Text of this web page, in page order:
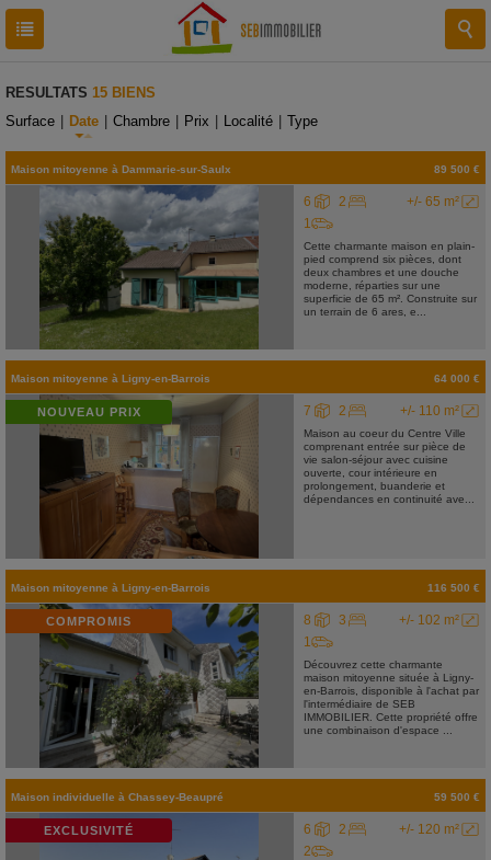
RESULTATS 15 BIENS
Surface
Date Chambre Prix Localité Type
Maison mitoyenne à Dammarie-sur-Saulx 89 500 €
+/- 65 m²
6
2
1
Cette charmante maison en plain-
pied comprend six pièces, dont
deux chambres et une douche
moderne, réparties sur une
superficie de 65 m². Construite sur
un terrain de 6 ares, e...
Maison mitoyenne à Ligny-en-Barrois 64 000 €
NOUVEAU PRIX +/- 110 m²
7 2
Maison au coeur du Centre Ville
comprenant entrée sur pièce de
vie salon-séjour avec cuisine
ouverte, cour intérieure en
prolongement, buanderie et
dépendances en continuité ave...
Maison mitoyenne à Ligny-en-Barrois 116 500 €
COMPROMIS +/- 102 m²
8
3
1
Découvrez cette charmante
maison mitoyenne située à Ligny-
en-Barrois, disponible à l'achat par
l'intermédiaire de SEB
IMMOBILIER. Cette propriété offre
une combinaison d'espace ...
Maison individuelle à Chassey-Beaupré 59 500 €
EXCLUSIVITÉ +/- 120 m²
6
2
2